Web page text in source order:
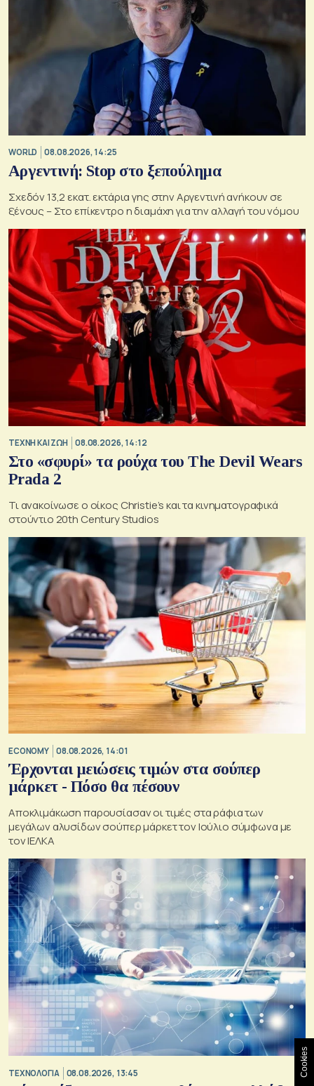
WORLD 08.08.2026, 14:25
Αργεντινή: Stop στο ξεπούλημα
Σχεδόν 13,2 εκατ. εκτάρια γης στην Αργεντινή ανήκουν σε
ξένους – Στο επίκεντρο η διαμάχη για την αλλαγή του νόμου
TΕΧΝΗ ΚΑΙ ΖΩΗ 08.08.2026, 14:12
Στο «σφυρί» τα ρούχα του The Devil Wears
Prada 2
Τι ανακοίνωσε ο οίκος Christie’s και τα κινηματογραφικά
στούντιο 20th Century Studios
ECONOMY 08.08.2026, 14:01
Έρχονται μειώσεις τιμών στα σούπερ
μάρκετ - Πόσο θα πέσουν
Αποκλιμάκωση παρουσίασαν οι τιμές στα ράφια των
μεγάλων αλυσίδων σούπερ μάρκετ τον Ιούλιο σύμφωνα με
τον ΙΕΛΚΑ
ΤΕΧΝΟΛΟΓΙΑ 08.08.2026, 13:45 Cookies